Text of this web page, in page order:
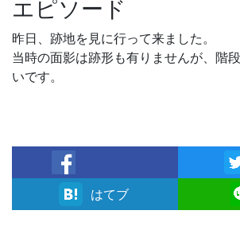
エピソード
昨日、跡地を見に行って来ました。
当時の面影は跡形も有りませんが、階
いです。
facebook
はてブ